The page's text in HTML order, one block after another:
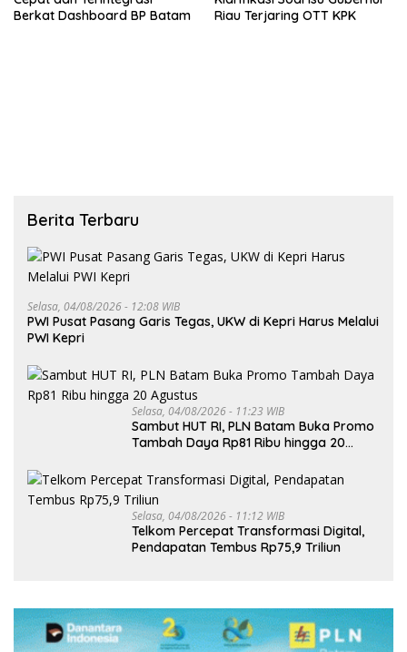
Berkat Dashboard BP Batam
Riau Terjaring OTT KPK
Berita Terbaru
Selasa, 04/08/2026 - 12:08 WIB
PWI Pusat Pasang Garis Tegas, UKW di Kepri Harus Melalui
PWI Kepri
Selasa, 04/08/2026 - 11:23 WIB
Sambut HUT RI, PLN Batam Buka Promo
Tambah Daya Rp81 Ribu hingga 20
Selasa, 04/08/2026 - 11:12 WIB
Telkom Percepat Transformasi Digital,
Pendapatan Tembus Rp75,9 Triliun